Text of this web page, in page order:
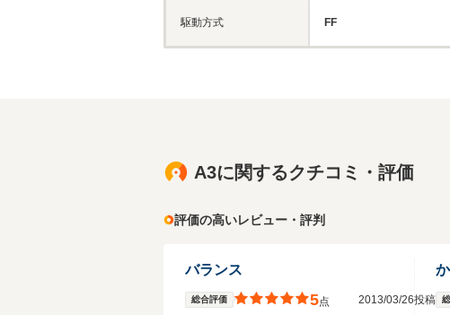
駆動方式 FF
A3に関するクチコミ・評価
評価の高いレビュー・評判
バランス
総合評価 5点 2013/03/26投稿